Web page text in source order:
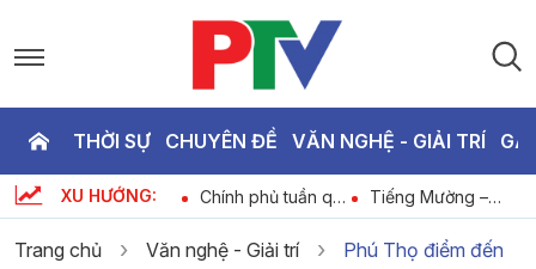
THỜI SỰ CHUYÊN ĐỀ VĂN NGHỆ - GIẢI TRÍ
XU HƯỚNG:
Dành cho thiếu nhi
- Kỹ năng sống:
khỏe
Chính phủ tuần qua
ngày 9-8-2026
Tiếng Mường –
Người trẻ giữ hồn
di sản
Trang chủ Văn nghệ - Giải trí Phú Thọ điểm đến